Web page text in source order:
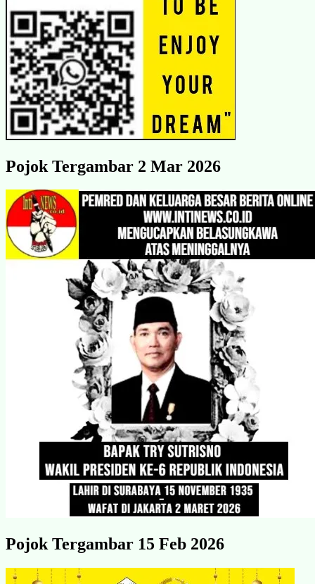
Pojok Tergambar 2 Mar 2026
Pojok Tergambar 15 Feb 2026